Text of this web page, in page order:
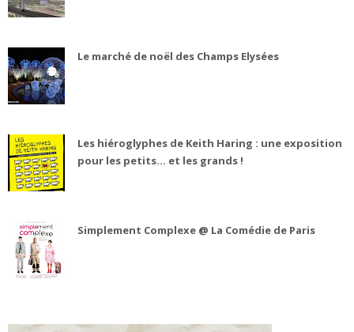
Le marché de noël des Champs Elysées
Les hiéroglyphes de Keith Haring : une exposition
pour les petits... et les grands !
Simplement Complexe @ La Comédie de Paris